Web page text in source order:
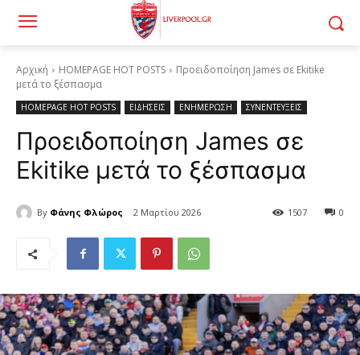
Αρχική HOMEPAGE HOT POSTS
Προειδοποίηση James σε Ekitike
μετά το ξέσπασμα
HOMEPAGE HOT POSTS ΕΙΔΗΣΕΙΣ ΕΝΗΜΕΡΩΣΗ ΣΥΝΕΝΤΕΥΞΕΙΣ
Προειδοποίηση James σε
Ekitike μετά το ξέσπασμα
By Φάνης Φλώρος 2 Μαρτίου 2026 0
1507